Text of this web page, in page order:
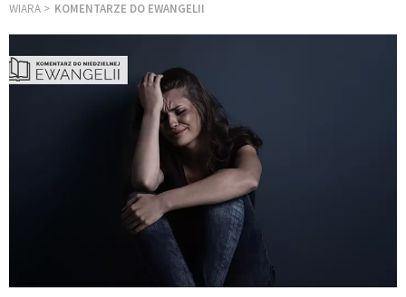
WIARA KOMENTARZE DO EWANGELII